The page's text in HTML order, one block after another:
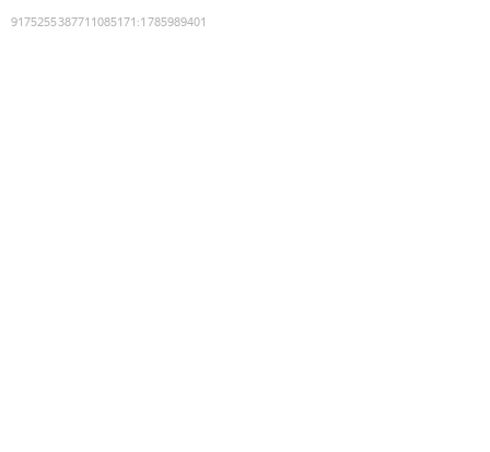
9175255387711085171 :1785989401